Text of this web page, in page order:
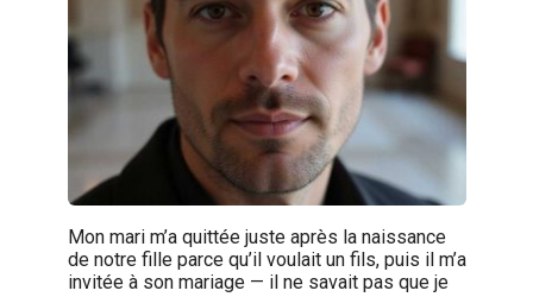
Mon mari m’a quittée juste après la naissance
de notre fille parce qu’il voulait un fils, puis il m’a
invitée à son mariage — il ne savait pas que je